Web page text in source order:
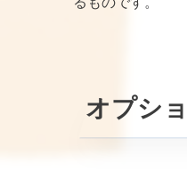
オプシ